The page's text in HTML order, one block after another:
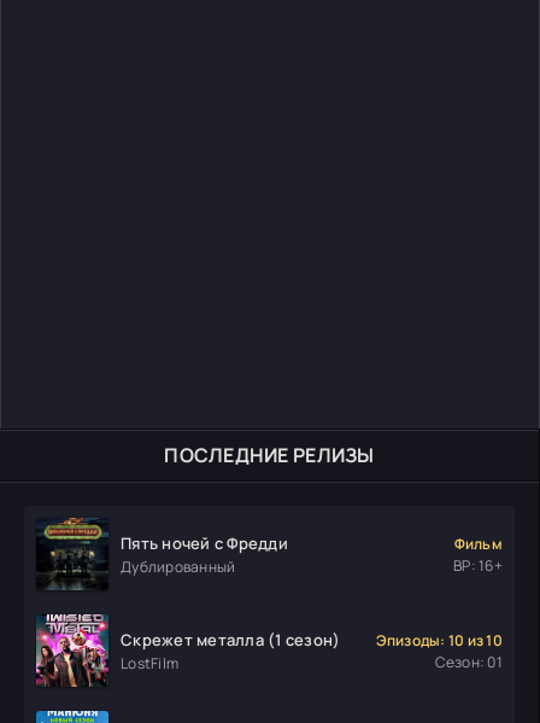
ПОСЛЕДНИЕ РЕЛИЗЫ
Пять ночей с Фредди
Дублированный
Фильм
ВР: 16+
Скрежет металла (1 сезон)
LostFilm
Эпизоды: 10 из 10
Сезон: 01